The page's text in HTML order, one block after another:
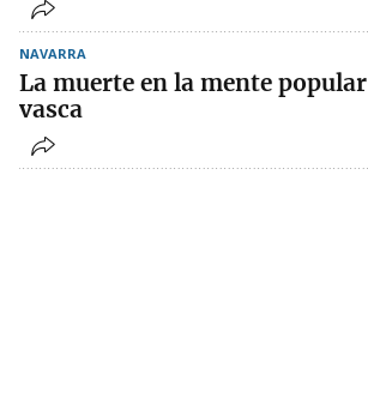
NAVARRA
La muerte en la mente popular
vasca